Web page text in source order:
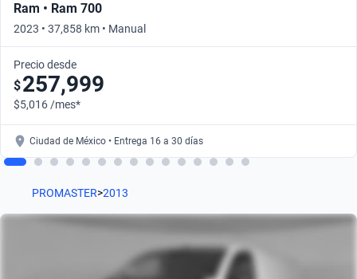
Ram • Ram 700
2023 • 37,858 km • Manual
Precio desde
$257,999
$5,016 /mes*
Ciudad de México • Entrega 16 a 30 días
PROMASTER>2013